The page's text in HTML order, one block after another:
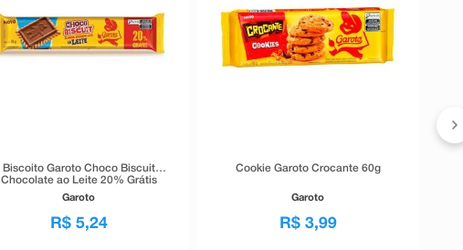
Biscoito Garoto Choco Biscuit
Chocolate ao Leite 20% Grátis
78g
Garoto
R$ 5,24
Cookie Garoto Crocante 60g
Garoto
R$ 3,99